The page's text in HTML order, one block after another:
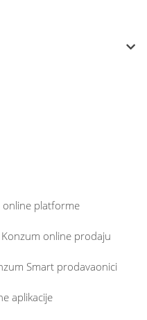
online platforme
online prodaju
Smart prodavaonici
aplikacije